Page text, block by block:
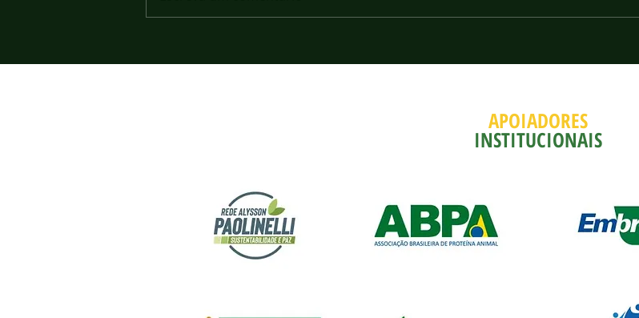
"Medalha do Mérito Científico D.
propõe taxar em 25% importações
APOIADORES
INSTITUCIONAIS